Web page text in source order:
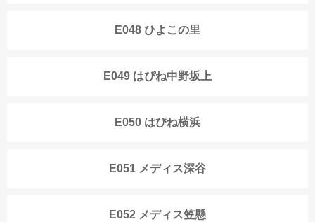
E048 ひよこの里
E049 はぴね中野坂上
E050 はぴね横浜
E051 メディス深谷
E052 メディス笠懸